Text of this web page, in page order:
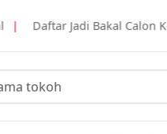
Ketua PWI Jawa Barat,